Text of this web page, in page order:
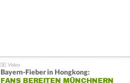
Bayern-Fieber in Hongkong:
FANS BEREITEN MÜNCHNERN